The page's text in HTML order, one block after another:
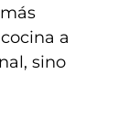
a
sino